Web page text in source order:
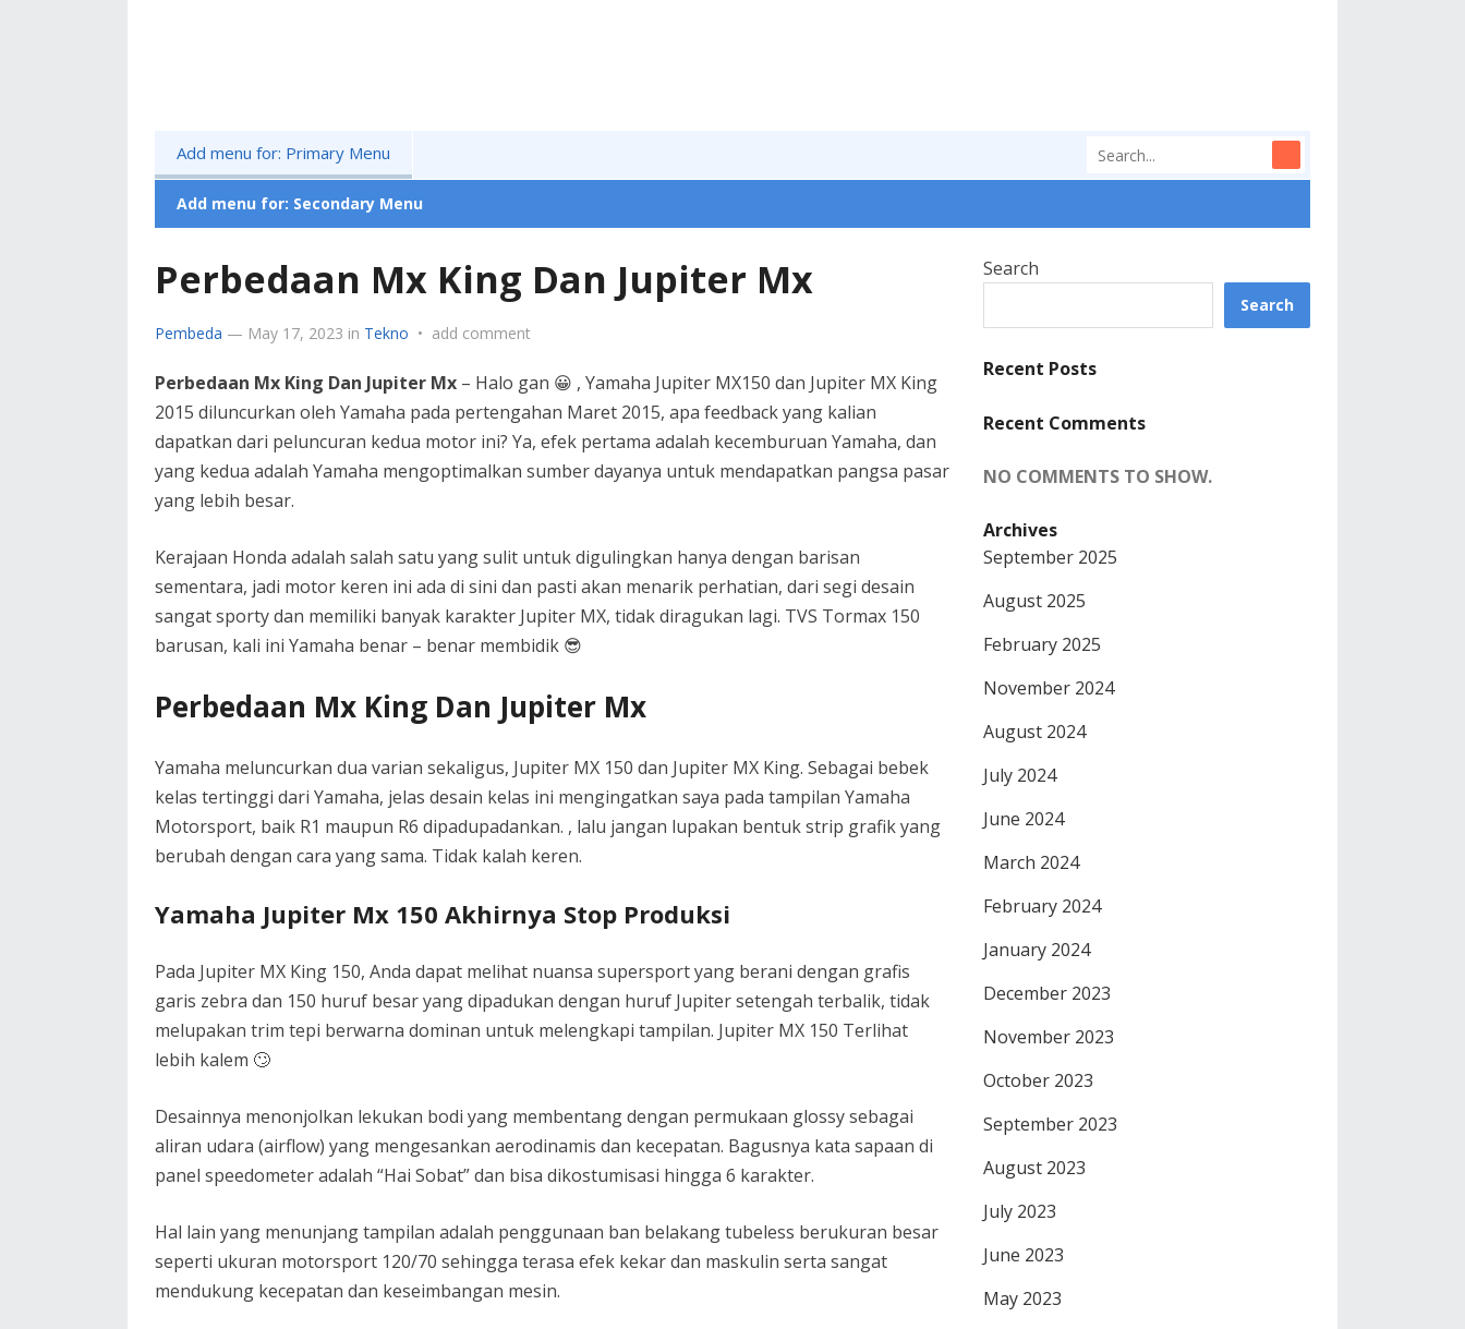
Add menu for: Primary Menu
Add menu for: Secondary Menu
Perbedaan Mx King Dan Jupiter Mx
Pembeda — May 17, 2023 in Tekno • add comment
Perbedaan Mx King Dan Jupiter Mx – Halo gan 😀 , Yamaha Jupiter MX150 dan Jupiter MX King
2015 diluncurkan oleh Yamaha pada pertengahan Maret 2015, apa feedback yang kalian
dapatkan dari peluncuran kedua motor ini? Ya, efek pertama adalah kecemburuan Yamaha, dan
yang kedua adalah Yamaha mengoptimalkan sumber dayanya untuk mendapatkan pangsa pasar
yang lebih besar.
Kerajaan Honda adalah salah satu yang sulit untuk digulingkan hanya dengan barisan
sementara, jadi motor keren ini ada di sini dan pasti akan menarik perhatian, dari segi desain
sangat sporty dan memiliki banyak karakter Jupiter MX, tidak diragukan lagi. TVS Tormax 150
barusan, kali ini Yamaha benar – benar membidik 😎
Perbedaan Mx King Dan Jupiter Mx
Yamaha meluncurkan dua varian sekaligus, Jupiter MX 150 dan Jupiter MX King. Sebagai bebek
kelas tertinggi dari Yamaha, jelas desain kelas ini mengingatkan saya pada tampilan Yamaha
Motorsport, baik R1 maupun R6 dipadupadankan. , lalu jangan lupakan bentuk strip grafik yang
berubah dengan cara yang sama. Tidak kalah keren.
Yamaha Jupiter Mx 150 Akhirnya Stop Produksi
Pada Jupiter MX King 150, Anda dapat melihat nuansa supersport yang berani dengan grafis
garis zebra dan 150 huruf besar yang dipadukan dengan huruf Jupiter setengah terbalik, tidak
melupakan trim tepi berwarna dominan untuk melengkapi tampilan. Jupiter MX 150 Terlihat
lebih kalem 🙄
Desainnya menonjolkan lekukan bodi yang membentang dengan permukaan glossy sebagai
aliran udara (airflow) yang mengesankan aerodinamis dan kecepatan. Bagusnya kata sapaan di
panel speedometer adalah “Hai Sobat” dan bisa dikostumisasi hingga 6 karakter.
Hal lain yang menunjang tampilan adalah penggunaan ban belakang tubeless berukuran besar
seperti ukuran motorsport 120/70 sehingga terasa efek kekar dan maskulin serta sangat
mendukung kecepatan dan keseimbangan mesin.
Search
Search
Recent Posts
Recent Comments
NO COMMENTS TO SHOW.
Archives
September 2025
August 2025
February 2025
November 2024
August 2024
July 2024
June 2024
March 2024
February 2024
January 2024
December 2023
November 2023
October 2023
September 2023
August 2023
July 2023
June 2023
May 2023